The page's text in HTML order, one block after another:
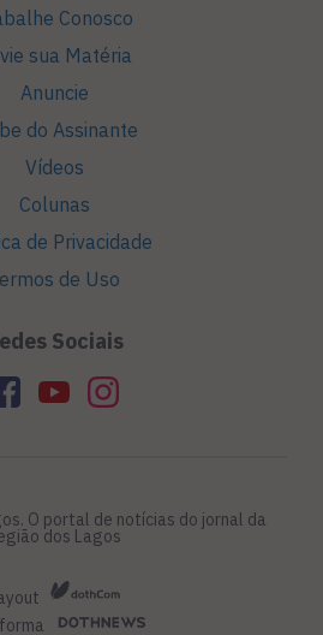
Conosco
sua Matéria
Anuncie
do Assinante
Vídeos
Colunas
de Privacidade
de Uso
Sociais
O portal de notícias do jornal da
dos Lagos